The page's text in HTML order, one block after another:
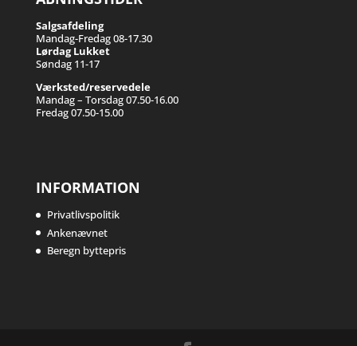
Salgsafdeling
Mandag-Fredag 08-17.30
Lørdag Lukket
Søndag 11-17
Værksted/reservedele
Mandag – Torsdag 07.50-16.00
Fredag 07.50-15.00
INFORMATION
Privatlivspolitik
Ankenævnet
Beregn byttepris